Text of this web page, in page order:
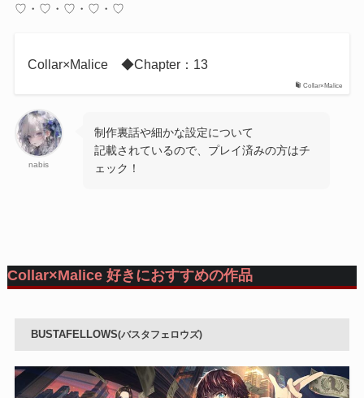
♡・♡・♡・♡・♡
Collar×Malice
Collar×Malice ◆Chapter：13
nabis
制作裏話や細かな設定について
記載されているので、プレイ済みの方はチ
ェック！
Collar×Malice 好きにおすすめの作品
BUSTAFELLOWS(バスタフェロウズ)